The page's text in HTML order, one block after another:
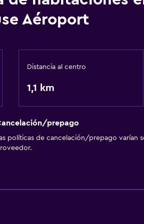
familiares
insonorizadas
de entretenimiento
Aéroport
Distancia al centro
1,1 km
prepago
políticas de cancelación/prepago varían